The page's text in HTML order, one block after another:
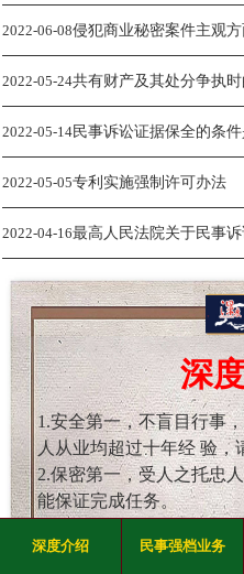
2022-06-08侵犯商业秘密案件主观
2022-05-24共有财产及其处分争执
2022-05-14民事诉讼证据保全的条件
2022-05-05专利实施强制许可办法
2022-04-16最高人民法院关于民事
深
1.安全第一，不盲目行事
人从业均超过十年经 验，
2.保密第一，受人之托忠
能保证完成任务。
子爱财取之有道。
深度介绍 民事强档业务